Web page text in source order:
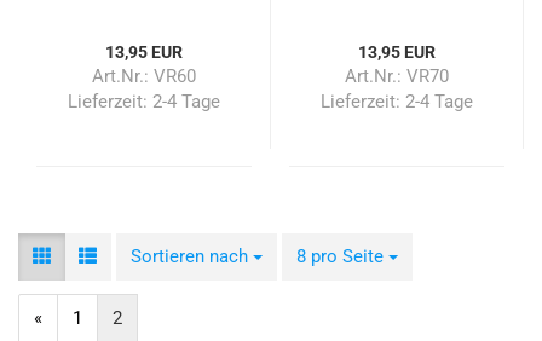
13,95 EUR
Art.Nr.: VR60
Lieferzeit: 2-4 Tage
13,95 EUR
Art.Nr.: VR70
Lieferzeit: 2-4 Tage
Sortieren nach
Sortieren nach 8 pro Seite
pro Seite
« 1 2